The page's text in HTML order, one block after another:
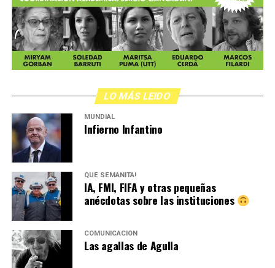
LO MÁS LEIDO
MUNDIAL
Infierno Infantino
QUÉ SEMANITA!
IA, FMI, FIFA y otras pequeñas
anécdotas sobre las instituciones
COMUNICACIÓN
Las agallas de Agulla